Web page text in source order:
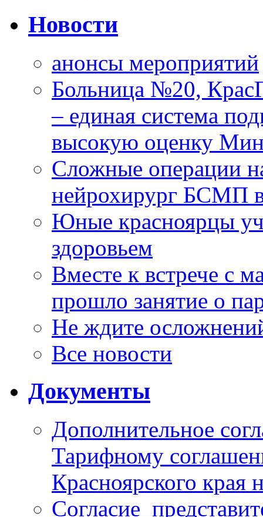
Новости
анонсы мероприятий
Больница №20,
– единая система
высокую оценку
Сложные операции
нейрохирург БСМП
Юные красноярцы
здоровьем
Вместе к встрече с
прошло занятие о
Не ждите
Все новости
Документы
Дополнительное
Тарифному
Красноярского края